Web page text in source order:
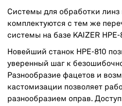
Системы для обработки линз
комплектуются с тем же
системы на базе KAIZER
Новейший станок HPE-810
уверенный шаг к
Разнообразие фацетов и
кастомизации позволяет
разнообразием оправ.